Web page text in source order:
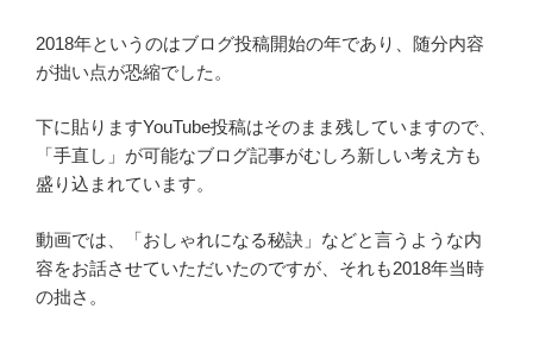
2018年というのはブログ投稿開始の年であり、随分内容
が拙い点が恐縮でした。
下に貼りますYouTube投稿はそのまま残していますので、
「手直し」が可能なブログ記事がむしろ新しい考え方も
盛り込まれています。
動画では、「おしゃれになる秘訣」などと言うような内
容をお話させていただいたのですが、それも2018年当時
の拙さ。